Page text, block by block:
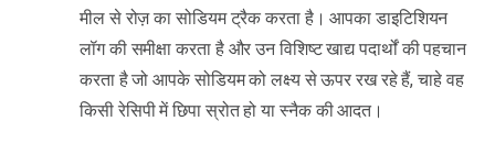
मील से रोज़ का सोडियम ट्रैक करता है। आपका डाइटिशियन
लॉग की समीक्षा करता है और उन विशिष्ट खाद्य पदार्थों की पहचान
करता है जो आपके सोडियम को लक्ष्य से ऊपर रख रहे हैं, चाहे वह
किसी रेसिपी में छिपा स्रोत हो या स्नैक की आदत।